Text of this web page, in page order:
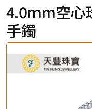
4.0mm空心
手鐲